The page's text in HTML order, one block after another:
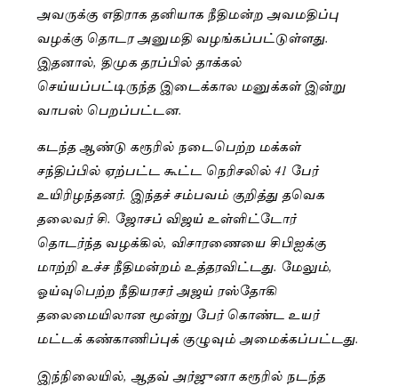
அவருக்கு எதிராக தனியாக நீதிமன்ற அவமதிப்பு
வழக்கு தொடர அனுமதி வழங்கப்பட்டுள்ளது.
இதனால், திமுக தரப்பில் தாக்கல்
செய்யப்பட்டிருந்த இடைக்கால மனுக்கள் இன்று
வாபஸ் பெறப்பட்டன.
கடந்த ஆண்டு கரூரில் நடைபெற்ற மக்கள்
சந்திப்பில் ஏற்பட்ட கூட்ட நெரிசலில் 41 பேர்
உயிரிழந்தனர். இந்தச் சம்பவம் குறித்து தவெக
தலைவர் சி. ஜோசப் விஜய் உள்ளிட்டோர்
தொடர்ந்த வழக்கில், விசாரணையை சிபிஐக்கு
மாற்றி உச்ச நீதிமன்றம் உத்தரவிட்டது. மேலும்,
ஓய்வுபெற்ற நீதியரசர் அஜய் ரஸ்தோகி
தலைமையிலான மூன்று பேர் கொண்ட உயர்
மட்டக் கண்காணிப்புக் குழுவும் அமைக்கப்பட்டது.
இந்நிலையில், ஆதவ் அர்ஜுனா கரூரில் நடந்த